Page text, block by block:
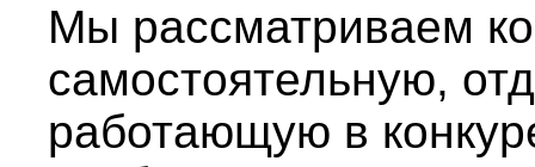
Мы рассматриваем
самостоятельную,
работающую в